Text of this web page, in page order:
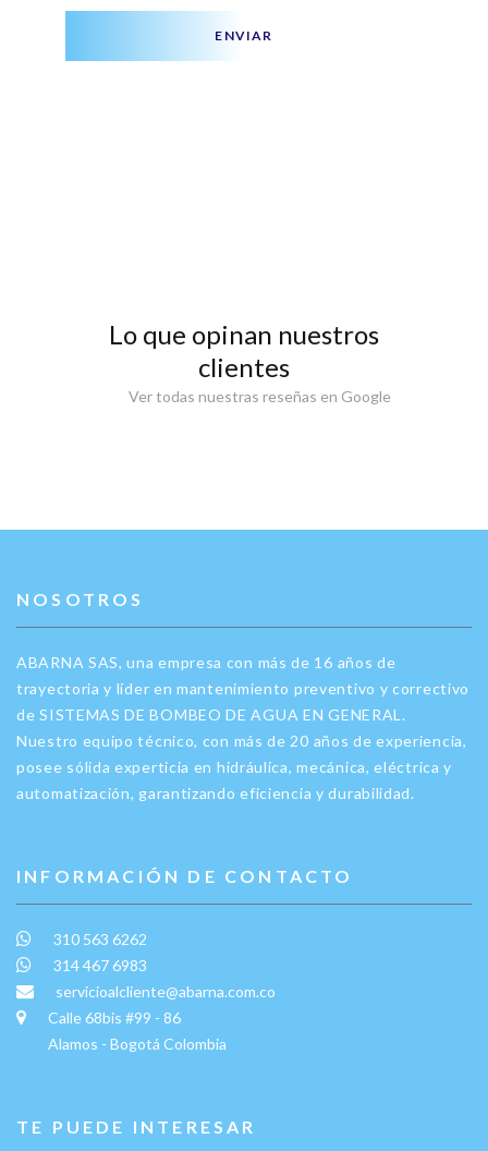
ENVIAR
Lo que opinan nuestros
clientes
Ver todas nuestras reseñas en Google
NOSOTROS
ABARNA SAS, una empresa con más de 16 años de
trayectoria y líder en mantenimiento preventivo y correctivo
de SISTEMAS DE BOMBEO DE AGUA EN GENERAL.
Nuestro equipo técnico, con más de 20 años de experiencia,
posee sólida experticia en hidráulica, mecánica, eléctrica y
automatización, garantizando eficiencia y durabilidad.
INFORMACIÓN DE CONTACTO
310 563 6262
314 467 6983
servicioalcliente@abarna.com.co
Calle 68bis #99 - 86
Alamos - Bogotá Colombia
TE PUEDE INTERESAR